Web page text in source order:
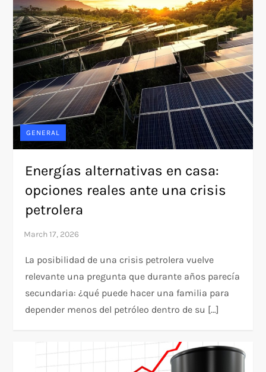
GENERAL
Energías alternativas en casa:
opciones reales ante una crisis
petrolera
La posibilidad de una crisis petrolera vuelve
relevante una pregunta que durante años parecía
secundaria: ¿qué puede hacer una familia para
depender menos del petróleo dentro de su […]